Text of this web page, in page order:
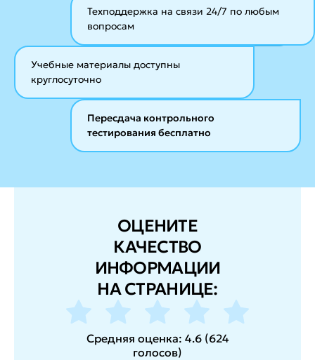
Техподдержка на связи 24/7 по любым
вопросам
Учебные материалы доступны
круглосуточно
Пересдача контрольного
тестирования бесплатно
ОЦЕНИТЕ
КАЧЕСТВО
ИНФОРМАЦИИ
НА СТРАНИЦЕ:
Средняя оценка: 4.6(624
голосов)